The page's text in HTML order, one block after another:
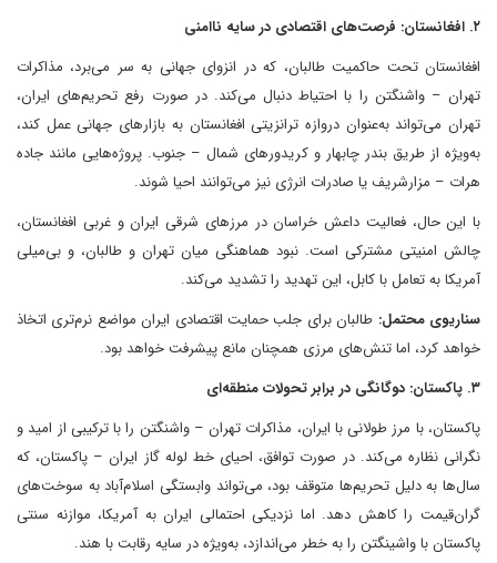
۲. افغانستان: فرصت‌های اقتصادی در سایه ناامنی
افغانستان تحت حاکمیت طالبان، که در انزوای جهانی به سر می‌برد، مذاکرات
تهران – واشنگتن را با احتیاط دنبال می‌کند. در صورت رفع تحریم‌های ایران،
تهران می‌تواند به‌عنوان دروازه ترانزیتی افغانستان به بازارهای جهانی عمل کند،
به‌ویژه از طریق بندر چابهار و کریدورهای شمال – جنوب. پروژه‌هایی مانند جاده
هرات – مزارشریف یا صادرات انرژی نیز می‌توانند احیا شوند.
با این حال، فعالیت داعش خراسان در مرزهای شرقی ایران و غربی افغانستان،
چالش امنیتی مشترکی است. نبود هماهنگی میان تهران و طالبان، و بی‌میلی
آمریکا به تعامل با کابل، این تهدید را تشدید می‌کند.
سناریوی محتمل: طالبان برای جلب حمایت اقتصادی ایران مواضع نرم‌تری اتخاذ
خواهد کرد، اما تنش‌های مرزی همچنان مانع پیشرفت خواهد بود.
۳. پاکستان: دوگانگی در برابر تحولات منطقه‌ای
پاکستان، با مرز طولانی با ایران، مذاکرات تهران – واشنگتن را با ترکیبی از امید و
نگرانی نظاره می‌کند. در صورت توافق، احیای خط لوله گاز ایران – پاکستان، که
سال‌ها به دلیل تحریم‌ها متوقف بود، می‌تواند وابستگی اسلام‌آباد به سوخت‌های
گران‌قیمت را کاهش دهد. اما نزدیکی احتمالی ایران به آمریکا، موازنه سنتی
پاکستان با واشینگتن را به خطر می‌اندازد، به‌ویژه در سایه رقابت با هند.